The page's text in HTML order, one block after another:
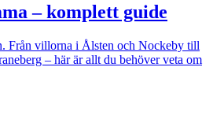
– komplett guide
Från villorna i Ålsten och Nockeby till
– här är allt du behöver veta om